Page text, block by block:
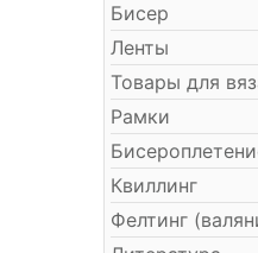
Бисер
Ленты
Товары для
Рамки
Квиллинг
Фелтинг